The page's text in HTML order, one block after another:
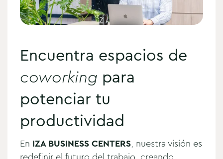
Encuentra espacios de
coworking para
potenciar tu
productividad
En IZA BUSINESS CENTERS, nuestra visión es